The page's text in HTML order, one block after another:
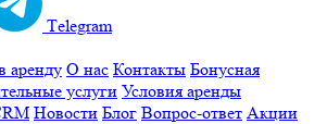
Тelegram
аренду О нас Контакты Бонусная
услуги Условия аренды
Новости Блог Вопрос-ответ Акции